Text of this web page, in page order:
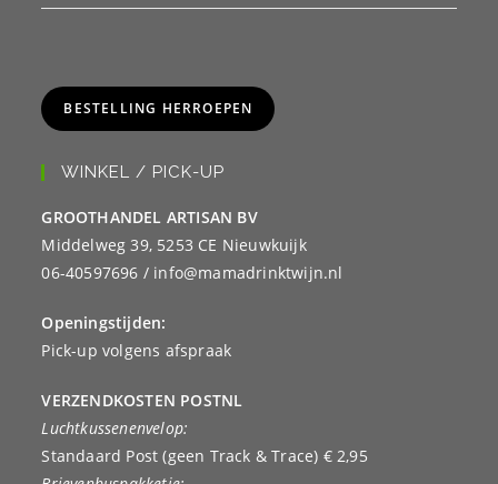
BESTELLING HERROEPEN
WINKEL / PICK-UP
GROOTHANDEL ARTISAN BV
Middelweg 39, 5253 CE Nieuwkuijk
06-40597696 / info@mamadrinktwijn.nl
Openingstijden:
Pick-up volgens afspraak
VERZENDKOSTEN POSTNL
Luchtkussenenvelop:
Standaard Post (geen Track & Trace) € 2,95